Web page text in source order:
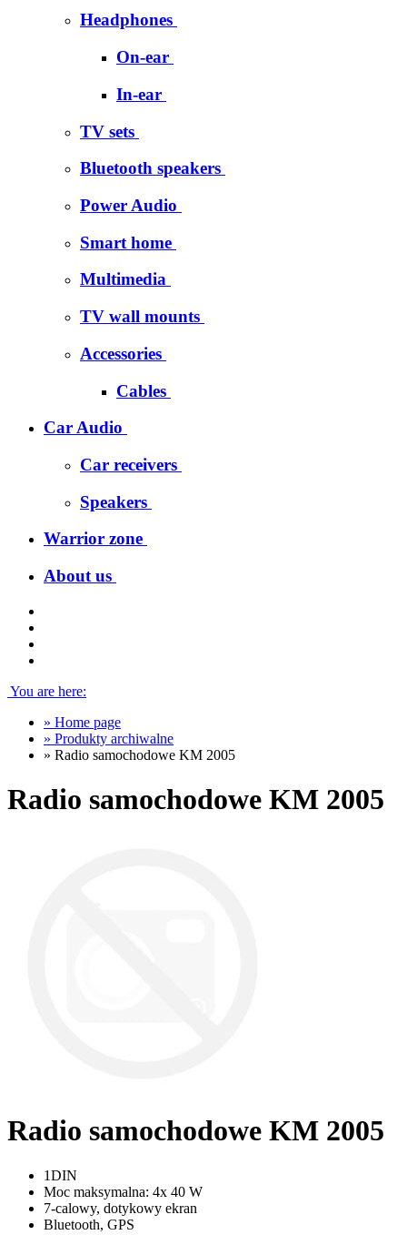
Headphones
On-ear
In-ear
TV sets
Bluetooth speakers
Power Audio
Smart home
Multimedia
TV wall mounts
Accessories
Cables
Car Audio
Car receivers
Speakers
Warrior zone
About us
You are here:
» Home page
» Produkty archiwalne
» Radio samochodowe KM 2005
Radio samochodowe KM 2005
Radio samochodowe KM 2005
1DIN
Moc maksymalna: 4x 40 W
7-calowy, dotykowy ekran
Bluetooth, GPS